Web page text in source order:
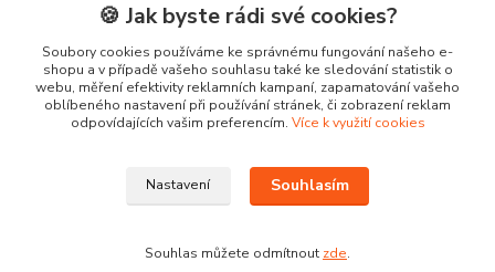
Kontakty
+420 776 619 833
m.francova@maka-design.cz
🍪 Jak byste rádi své cookies?
Soubory cookies používáme ke správnému fungování našeho e-
shopu a v případě vašeho souhlasu také ke sledování statistik o
webu, měření efektivity reklamních kampaní, zapamatování vašeho
oblíbeného nastavení při používání stránek, či zobrazení reklam
odpovídajících vašim preferencím. Více k využití cookies
Nastavení Souhlasím
Souhlas můžete odmítnout zde.